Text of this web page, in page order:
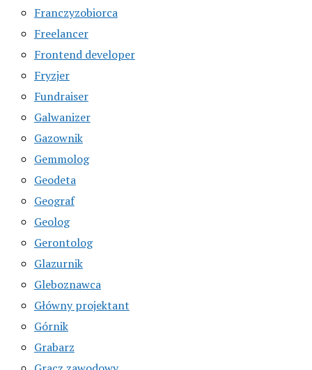
Franczyzobiorca
Freelancer
Frontend developer
Fryzjer
Fundraiser
Galwanizer
Gazownik
Gemmolog
Geodeta
Geograf
Geolog
Gerontolog
Glazurnik
Gleboznawca
Główny projektant
Górnik
Grabarz